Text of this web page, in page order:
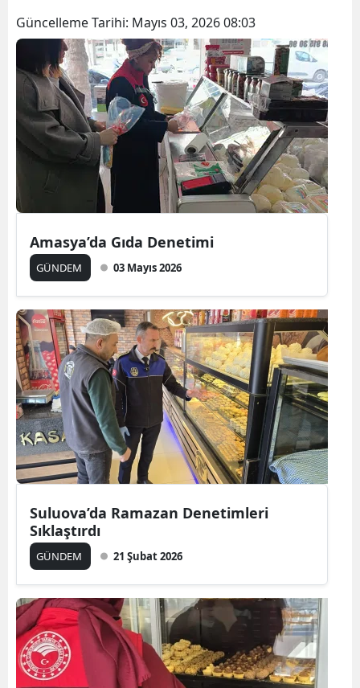
Güncelleme Tarihi: Mayıs 03, 2026 08:03
Amasya’da Gıda Denetimi
GÜNDEM 03 Mayıs 2026
Suluova’da Ramazan Denetimleri
Sıklaştırdı
GÜNDEM 21 Şubat 2026